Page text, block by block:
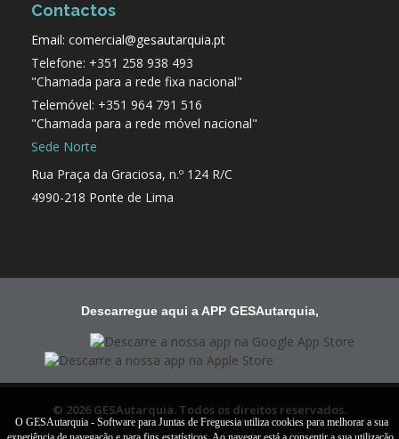
Contactos
Email: comercial@gesautarquia.pt
Telefone: +351 258 938 493
"Chamada para a rede fixa nacional"
Telemóvel: +351 964 791 516
"Chamada para a rede móvel nacional"
Sede Norte
Rua Praça da Graciosa, n.º 124 R/C
4990-218 Ponte de Lima
Descarregue aqui a APP GESAutarquia,
© 2026 GESAutarquia. Todos os direitos reservados.
O GESAutarquia - Software para Juntas de Freguesia utiliza cookies para melhorar a sua